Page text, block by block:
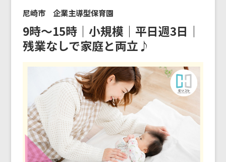
尼崎市 企業主導型保育園
9時〜15時｜小規模｜平日週3日｜
残業なしで家庭と両立♪